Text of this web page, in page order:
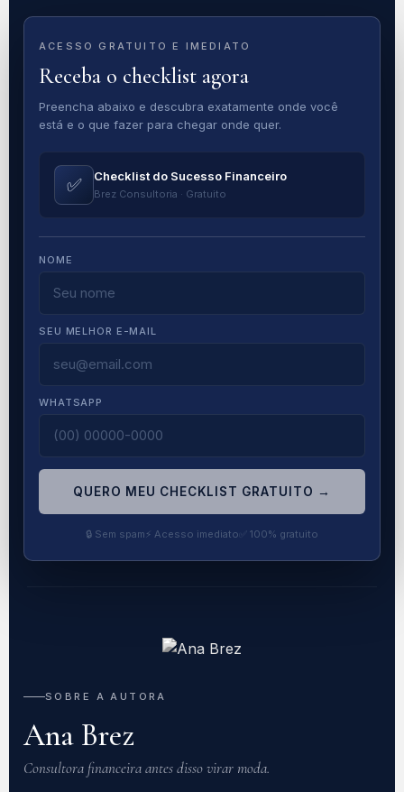
ACESSO GRATUITO E IMEDIATO
Receba o checklist agora
Preencha abaixo e descubra exatamente onde você
está e o que fazer para chegar onde quer.
✅ Checklist do Sucesso Financeiro
Brez Consultoria · Gratuito
NOME
SEU MELHOR E-MAIL
WHATSAPP
QUERO MEU CHECKLIST GRATUITO →
🔒 Sem spam ⚡ Acesso imediato ✅ 100% gratuito
SOBRE A AUTORA
Ana Brez
Consultora financeira antes disso virar moda.